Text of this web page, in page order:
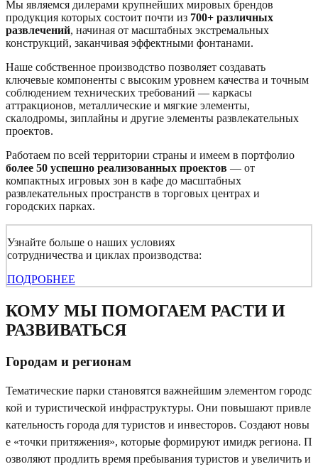
Мы являемся дилерами крупнейших мировых брендов
продукция которых состоит почти из 700+ различных
развлечений, начиная от масштабных экстремальных
конструкций, заканчивая эффектными фонтанами.
Наше собственное производство позволяет создавать
ключевые компоненты с высоким уровнем качества и точным
соблюдением технических требований — каркасы
аттракционов, металлические и мягкие элементы,
скалодромы, зиплайны и другие элементы развлекательных
проектов.
Работаем по всей территории страны и имеем в портфолио
более 50 успешно реализованных проектов — от
компактных игровых зон в кафе до масштабных
развлекательных пространств в торговых центрах и
городских парках.
Узнайте больше о наших условиях
сотрудничества и циклах производства:
ПОДРОБНЕЕ
КОМУ МЫ ПОМОГАЕМ РАСТИ И
РАЗВИВАТЬСЯ
Городам и регионам
Тематические парки становятся важнейшим элементом городс
кой и туристической инфраструктуры. Они повышают привле
кательность города для туристов и инвесторов. Создают новы
е «точки притяжения», которые формируют имидж региона. П
озволяют продлить время пребывания туристов и увеличить и